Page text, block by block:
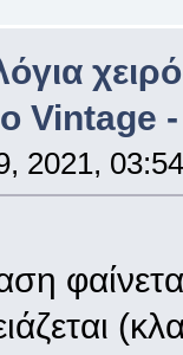
Vintage
2021,